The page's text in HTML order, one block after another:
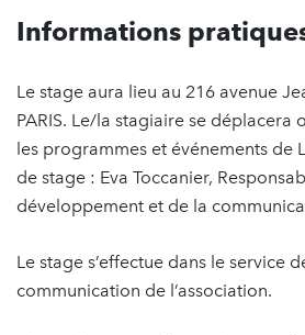
Informations
Le stage aura lieu au 216 avenue
PARIS. Le/la stagiaire se déplacera
les programmes et événements de
de stage : Eva Toccanier,
développement et de la
Le stage s’effectue dans le service
communication de l’association.